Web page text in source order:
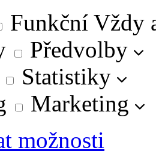
Funkční Vždy
Předvolby
Statistiky
Marketing
možnosti